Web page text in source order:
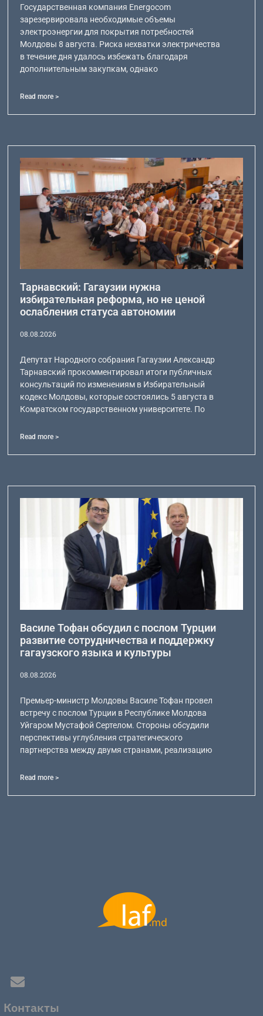
Государственная компания Energocom
зарезервировала необходимые объемы
электроэнергии для покрытия потребностей
Молдовы 8 августа. Риска нехватки электричества
в течение дня удалось избежать благодаря
дополнительным закупкам, однако
Read more >
Тарнавский: Гагаузии нужна
избирательная реформа, но не ценой
ослабления статуса автономии
08.08.2026
Депутат Народного собрания Гагаузии Александр
Тарнавский прокомментировал итоги публичных
консультаций по изменениям в Избирательный
кодекс Молдовы, которые состоялись 5 августа в
Комратском государственном университете. По
Read more >
Василе Тофан обсудил с послом Турции
развитие сотрудничества и поддержку
гагаузского языка и культуры
08.08.2026
Премьер-министр Молдовы Василе Тофан провел
встречу с послом Турции в Республике Молдова
Уйгаром Мустафой Сертелом. Стороны обсудили
перспективы углубления стратегического
партнерства между двумя странами, реализацию
Read more >
Контакты